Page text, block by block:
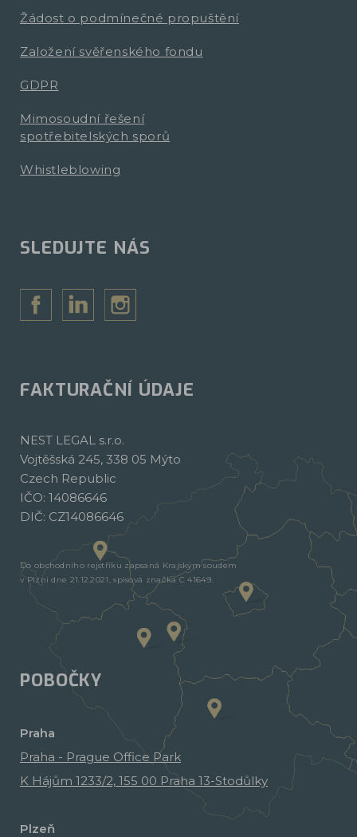
Žádost o podmínečné propuštění
Založení svěřenského fondu
GDPR
Mimosoudní řešení
spotřebitelských sporů
Whistleblowing
SLEDUJTE NÁS
FAKTURAČNÍ ÚDAJE
NEST LEGAL s.r.o.
Vojtěšská 245, 338 05 Mýto
Czech Republic
IČO: 14086646
DIČ: CZ14086646
Do obchodního rejstříku zapsaná Krajským soudem
v Plzni dne 21.12.2021, spisová značka C 41649.
POBOČKY
Praha
Praha - Prague Office Park
K Hájům 1233/2, 155 00 Praha 13-Stodůlky
Plzeň